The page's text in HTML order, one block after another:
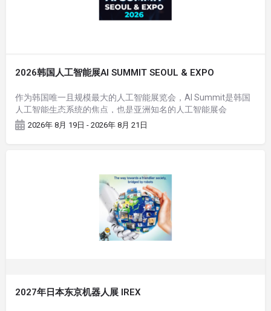
2026韩国人工智能展AI SUMMIT SEOUL & EXPO
作为韩国唯一且规模最大的人工智能展览会，AI Summit是韩国
人工智能生态系统的焦点，也是亚洲知名的人工智能展会
2026年 8月 19日 - 2026年 8月 21日
2027年日本东京机器人展 IREX